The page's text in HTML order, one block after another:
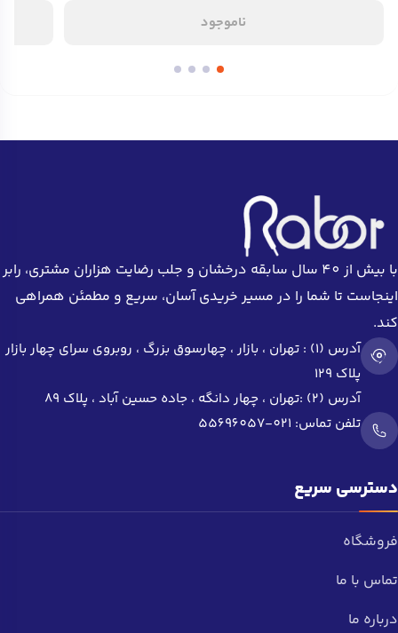
ناموجود
با بیش از 40 سال سابقه درخشان و جلب رضایت هزاران مشتری، رابر
اینجاست تا شما را در مسیر خریدی آسان، سریع و مطمئن همراهی
کند.
آدرس (1) : تهران ، بازار ، چهار‌سوق بزرگ ، روبروی سرای چهار بازار
پلاک 129
آدرس (2) :تهران ، چهار دانگه ، جاده حسین آباد ، پلاک 89
تلفن تماس: 021-55696057
دسترسی سریع
فروشگاه
تماس با ما
درباره ما